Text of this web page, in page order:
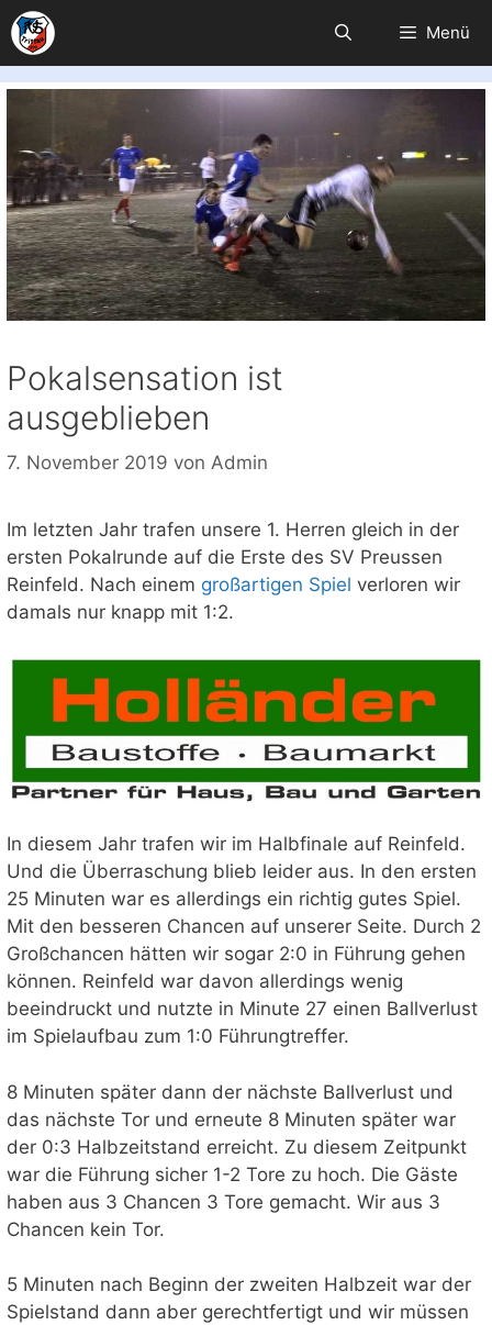
Zum
Inhalt
springen
Menü
Pokalsensation ist
ausgeblieben
7. November 2019 von Admin
Im letzten Jahr trafen unsere 1. Herren gleich in der
ersten Pokalrunde auf die Erste des SV Preussen
Reinfeld. Nach einem großartigen Spiel verloren wir
damals nur knapp mit 1:2.
In diesem Jahr trafen wir im Halbfinale auf Reinfeld.
Und die Überraschung blieb leider aus. In den ersten
25 Minuten war es allerdings ein richtig gutes Spiel.
Mit den besseren Chancen auf unserer Seite. Durch 2
Großchancen hätten wir sogar 2:0 in Führung gehen
können. Reinfeld war davon allerdings wenig
beeindruckt und nutzte in Minute 27 einen Ballverlust
im Spielaufbau zum 1:0 Führungtreffer.
8 Minuten später dann der nächste Ballverlust und
das nächste Tor und erneute 8 Minuten später war
der 0:3 Halbzeitstand erreicht. Zu diesem Zeitpunkt
war die Führung sicher 1-2 Tore zu hoch. Die Gäste
haben aus 3 Chancen 3 Tore gemacht. Wir aus 3
Chancen kein Tor.
5 Minuten nach Beginn der zweiten Halbzeit war der
Spielstand dann aber gerechtfertigt und wir müssen